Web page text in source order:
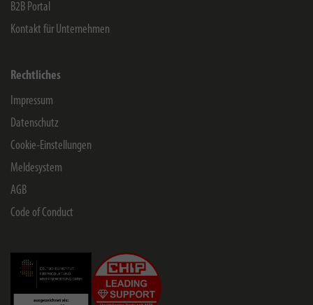
B2B Portal
Kontakt für Unternehmen
Rechtliches
Impressum
Datenschutz
Cookie-Einstellungen
Meldesystem
AGB
Code of Conduct